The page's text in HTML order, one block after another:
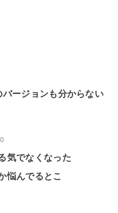
ージョンも分からない
気でなくなった
悩んでるとこ